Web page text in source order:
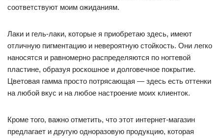
соответствуют моим ожиданиям.
Лаки и гель-лаки, которые я приобретаю здесь, имеют
отличную пигментацию и невероятную стойкость. Они легко
наносятся и равномерно распределяются по ногтевой
пластине, образуя роскошное и долговечное покрытие.
Цветовая гамма просто потрясающая — здесь есть оттенки
на любой вкус и на любое настроение моих клиенток.
Кроме того, важно отметить, что этот интернет-магазин
предлагает и другую одноразовую продукцию, которая